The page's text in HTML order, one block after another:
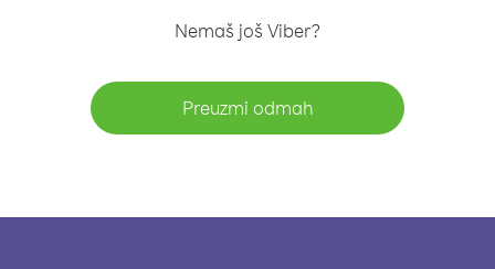
Nemaš još Viber?
Preuzmi odmah